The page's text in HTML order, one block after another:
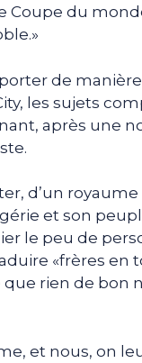
Coupe du
de
les sujets
après une
d’un
et son
le peu de
«frères en
rien de bon
et nous, on